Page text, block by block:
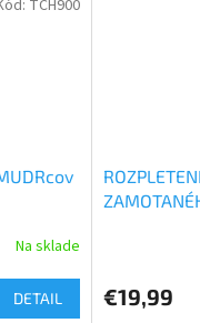
Na sklade
DETAIL
TCH900
€19,99